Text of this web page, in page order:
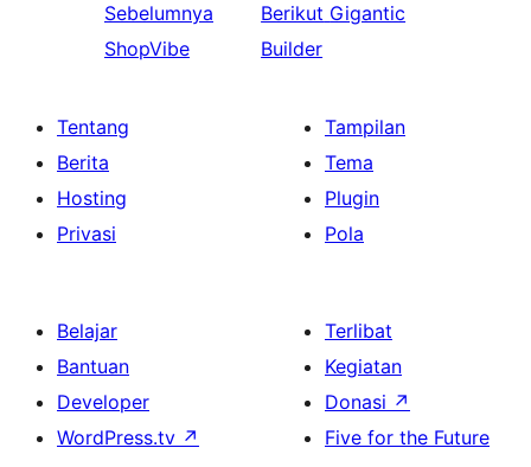
Sebelumnya
ShopVibe
Berikut Gigantic
Builder
Tentang
Berita
Hosting
Privasi
Tampilan
Tema
Plugin
Pola
Belajar
Bantuan
Developer
WordPress.tv ↗
Terlibat
Kegiatan
Donasi ↗
Five for the Future